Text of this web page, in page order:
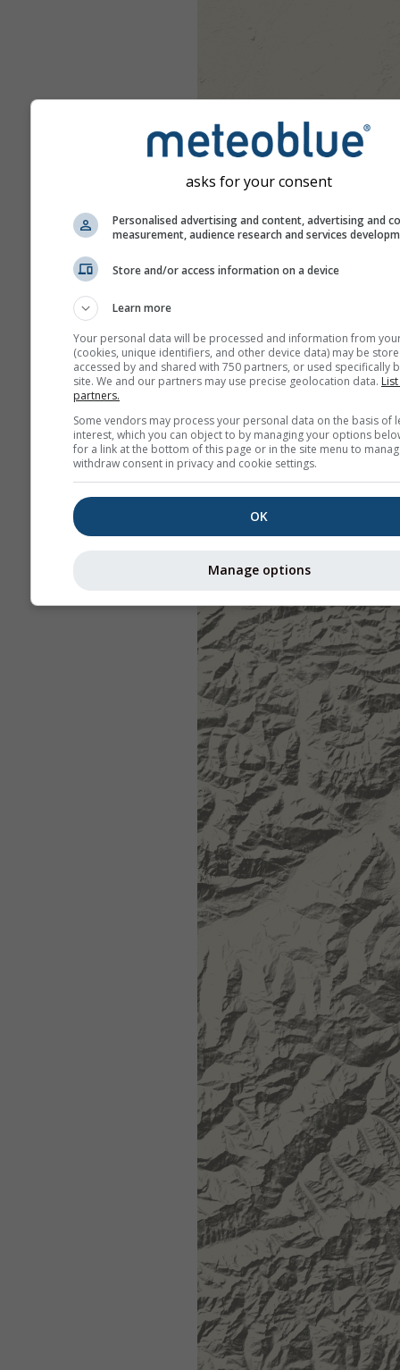
asks for your consent
Personalised advertising and content, advertising and
measurement, audience research and services
Store and/or access information on a device
Learn more
Your personal data will be processed and information from
(cookies, unique identifiers, and other device data) may be
accessed by and shared with 750 partners, or used specifically
site. We and our partners may use precise geolocation data.
partners.
Some vendors may process your personal data on the basis of
interest, which you can object to by managing your options
for a link at the bottom of this page or in the site menu to
withdraw consent in privacy and cookie settings.
OK
Manage options